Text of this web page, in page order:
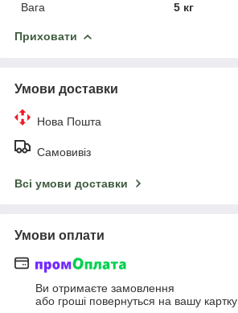
Вага
5 кг
Приховати
Умови доставки
Нова Пошта
Самовивіз
Всі умови доставки
Умови оплати
Ви отримаєте замовлення
або гроші повернуться на вашу картку